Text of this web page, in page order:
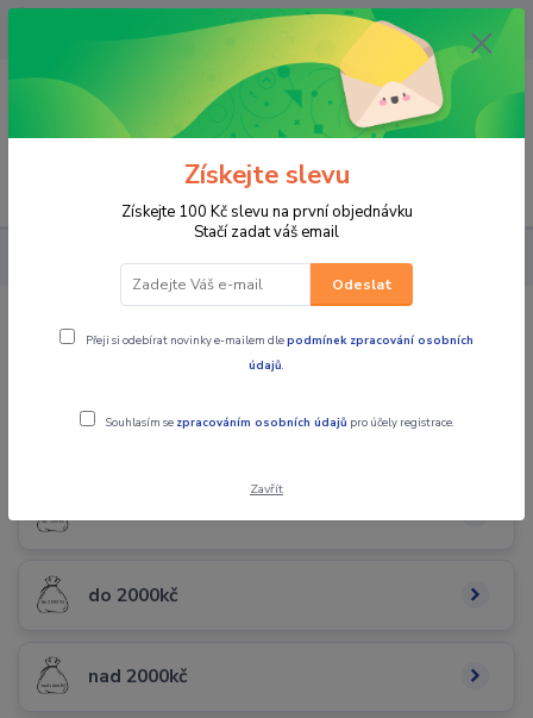
OPAVA 733537099/HLUČÍN
734541648/OLOMOUC 734593593
0,00 CZK
TIP NA DÁREK
TIP NA DÁREK
do 500kč
do 1000kč
do 2000kč
nad 2000kč
Získejte slevu
Získejte 100 Kč slevu na první objednávku
Stačí zadat váš email
Odeslat
Přeji si odebírat novinky e-mailem dlepodmínek zpracování osobních
údajů.
Souhlasím se zpracováním osobních údajů pro účely registrace.
Zavřít